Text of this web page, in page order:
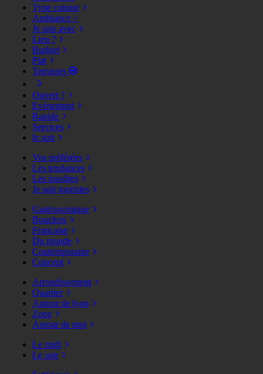
Type cuisine
Ambiance >
Je suis avec
Lieu ?
Budget
Plat
Terrasses
Ouvert ?
Evènement
Rapide
Services
le soir
Vos préférées
Les tendances
Les insolites
Je suis touristes
Gastronomique
Bouchon
Française
Du monde
Contemporaine
Concept
Arrondissement
Quartier
Autour de lyon
Zone
Autour de moi
Le midi
Le soir